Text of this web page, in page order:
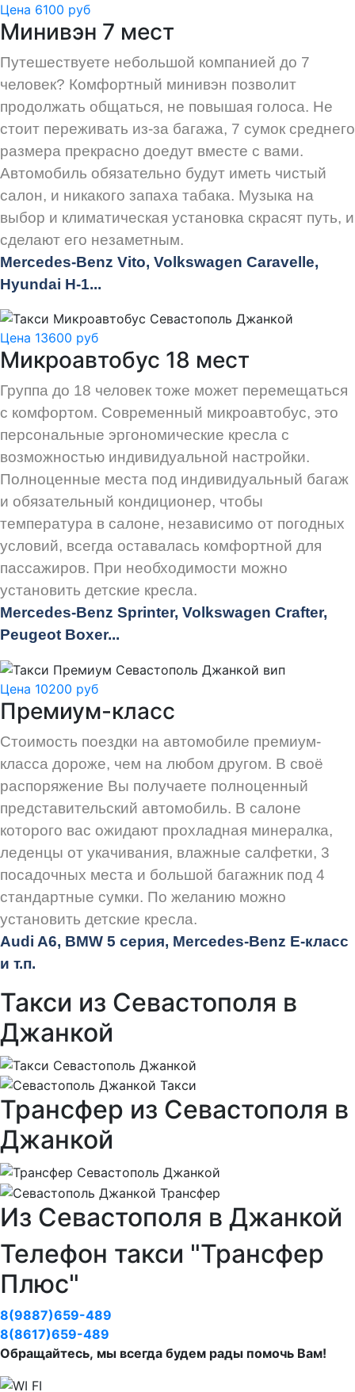
Цена 6100 руб
Минивэн 7 мест
Путешествуете небольшой компанией до 7
человек? Комфортный минивэн позволит
продолжать общаться, не повышая голоса. Не
стоит переживать из-за багажа, 7 сумок среднего
размера прекрасно доедут вместе с вами.
Автомобиль обязательно будут иметь чистый
салон, и никакого запаха табака. Музыка на
выбор и климатическая установка скрасят путь, и
сделают его незаметным.
Mercedes-Benz Vito, Volkswagen Caravelle,
Hyundai H-1...
Цена 13600 руб
Микроавтобус 18 мест
Группа до 18 человек тоже может перемещаться
с комфортом. Современный микроавтобус, это
персональные эргономические кресла с
возможностью индивидуальной настройки.
Полноценные места под индивидуальный багаж
и обязательный кондиционер, чтобы
температура в салоне, независимо от погодных
условий, всегда оставалась комфортной для
пассажиров. При необходимости можно
установить детские кресла.
Mercedes-Benz Sprinter, Volkswagen Crafter,
Peugeot Boxer...
Цена 10200 руб
Премиум-класс
Стоимость поездки на автомобиле премиум-
класса дороже, чем на любом другом. В своё
распоряжение Вы получаете полноценный
представительский автомобиль. В салоне
которого вас ожидают прохладная минералка,
леденцы от укачивания, влажные салфетки, 3
посадочных места и большой багажник под 4
стандартные сумки. По желанию можно
установить детские кресла.
Audi A6, BMW 5 серия, Mercedes-Benz E-класс
и т.п.
Такси из Севастополя в
Джанкой
Трансфер из Севастополя в
Джанкой
Из Севастополя в Джанкой
Телефон такси "Трансфер
Плюс"
8(9887)659-489
8(8617)659-489
Обращайтесь, мы всегда будем рады помочь Вам!